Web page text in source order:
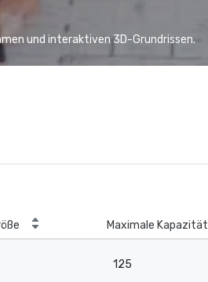
und interaktiven 3D-Grundrissen.
Maximale Kapazität
125